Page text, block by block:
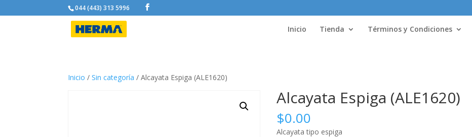
044 (443) 313 5996
Inicio Tienda Términos y Condiciones
Inicio /Sin categoría / Alcayata Espiga (ALE1620)
Alcayata Espiga (ALE1620)
$0.00
Alcayata tipo espiga